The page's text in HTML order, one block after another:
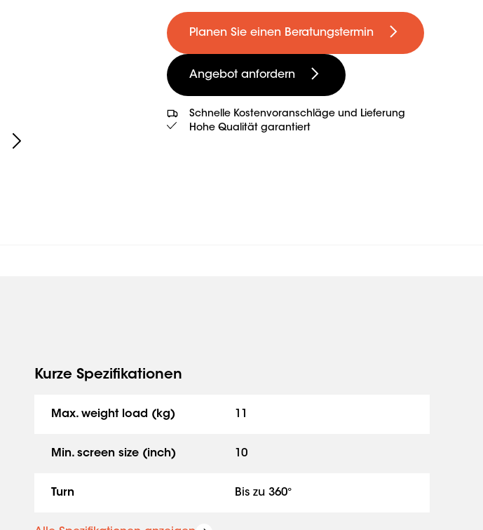
Planen Sie einen Beratungstermin
Angebot anfordern
Schnelle Kostenvoranschläge und Lieferung
Hohe Qualität garantiert
Kurze Spezifikationen
Max. weight load (kg)
Min. screen size (inch) 10
Turn Bis zu 360°